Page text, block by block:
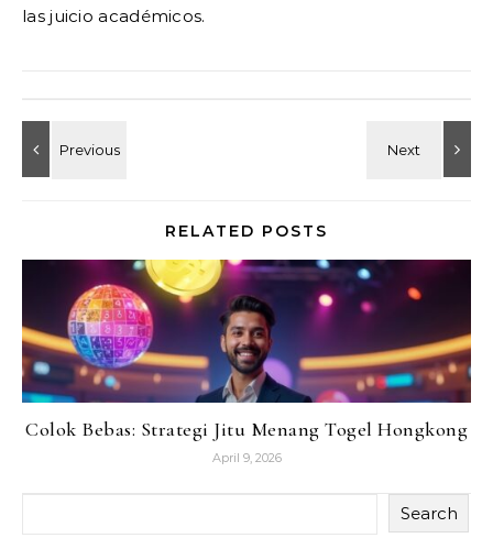
las juicio académicos.
RELATED POSTS
Colok Bebas: Strategi Jitu Menang Togel Hongkong
April 9, 2026
Search